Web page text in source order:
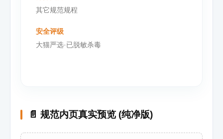
其它规范规程
安全评级
大猫严选·已脱敏杀毒
📄 规范内页真实预览 (纯净版)